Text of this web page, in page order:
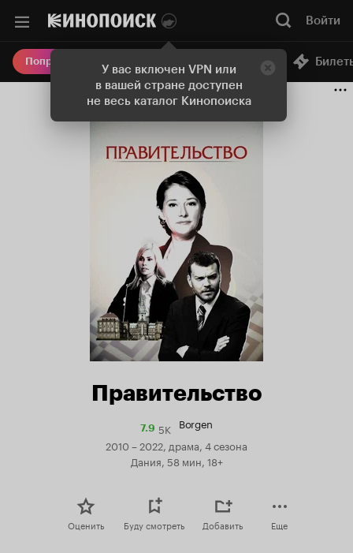
У вас включен VPN или
в вашей стране доступен
не весь каталог Кинопоиска
Войти
Попробовать Плюс Онлайн-кинотеатр
Правительство
7.9Рейтинг
Кинопоиска
5K Borgen
2010 – 2022, драма, 4 сезона
Дания, 58 мин, 18+
Оценить Буду смотреть Добавить Еще